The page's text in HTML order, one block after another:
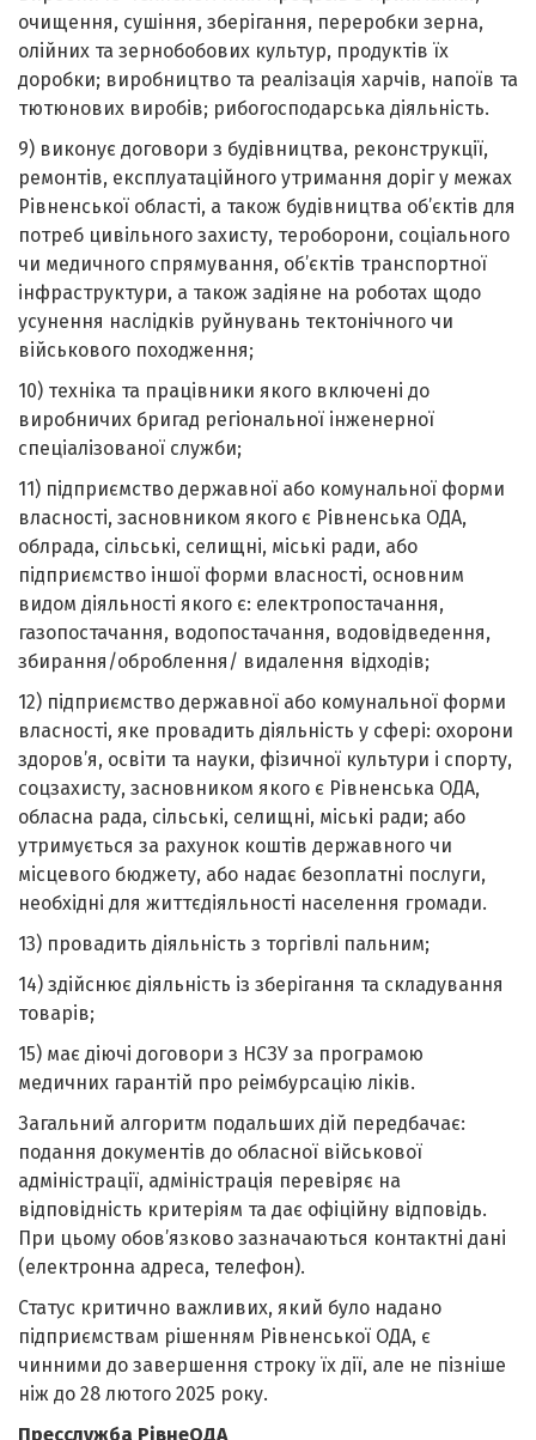
очищення, сушіння, зберігання, переробки зерна,
олійних та зернобобових культур, продуктів їх
доробки; виробництво та реалізація харчів, напоїв та
тютюнових виробів; рибогосподарська діяльність.
9) виконує договори з будівництва, реконструкції,
ремонтів, експлуатаційного утримання доріг у межах
Рівненської області, а також будівництва об’єктів для
потреб цивільного захисту, тероборони, соціального
чи медичного спрямування, об’єктів транспортної
інфраструктури, а також задіяне на роботах щодо
усунення наслідків руйнувань тектонічного чи
військового походження;
10) техніка та працівники якого включені до
виробничих бригад регіональної інженерної
спеціалізованої служби;
11) підприємство державної або комунальної форми
власності, засновником якого є Рівненська ОДА,
облрада, сільські, селищні, міські ради, або
підприємство іншої форми власності, основним
видом діяльності якого є: електропостачання,
газопостачання, водопостачання, водовідведення,
збирання/оброблення/ видалення відходів;
12) підприємство державної або комунальної форми
власності, яке провадить діяльність у сфері: охорони
здоров’я, освіти та науки, фізичної культури і спорту,
соцзахисту, засновником якого є Рівненська ОДА,
обласна рада, сільські, селищні, міські ради; або
утримується за рахунок коштів державного чи
місцевого бюджету, або надає безоплатні послуги,
необхідні для життєдіяльності населення громади.
13) провадить діяльність з торгівлі пальним;
14) здійснює діяльність із зберігання та складування
товарів;
15) має діючі договори з НСЗУ за програмою
медичних гарантій про реімбурсацію ліків.
Загальний алгоритм подальших дій передбачає:
подання документів до обласної військової
адміністрації, адміністрація перевіряє на
відповідність критеріям та дає офіційну відповідь.
При цьому обов’язково зазначаються контактні дані
(електронна адреса, телефон).
Статус критично важливих, який було надано
підприємствам рішенням Рівненської ОДА, є
чинними до завершення строку їх дії, але не пізніше
ніж до 28 лютого 2025 року.
Пресслужба РівнеОДА